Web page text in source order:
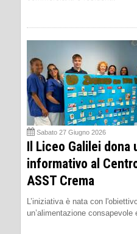
Sabato 27 Giugno 2026
Il Liceo Galilei dona
informativo al
ASST Crema
L’iniziativa è nata con
un’alimentazione